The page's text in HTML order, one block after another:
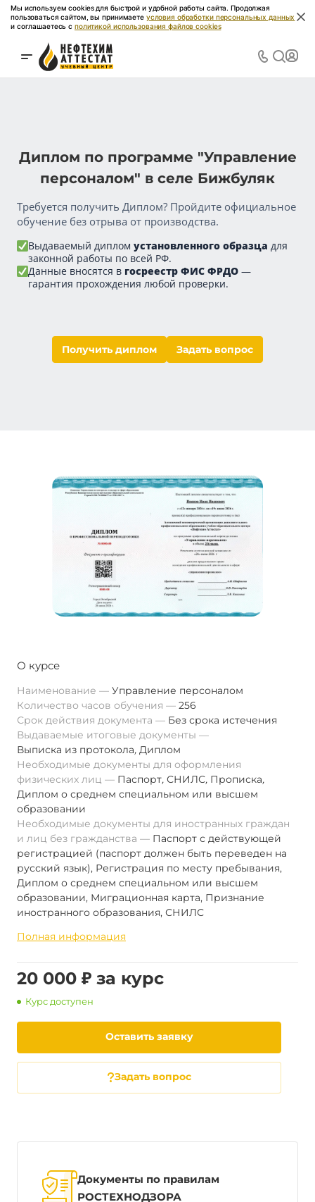
Мы используем cookies для быстрой и удобной работы сайта. Продолжая
пользоваться сайтом, вы принимаете условия обработки персональных данных
и соглашаетесь с политикой использования файлов cookies
Диплом по программе "Управление
персоналом" в селе Бижбуляк
Требуется получить Диплом? Пройдите официальное
обучение без отрыва от производства.
Выдаваемый диплом установленного образца для
законной работы по всей РФ.
Данные вносятся в госреестр ФИС ФРДО —
гарантия прохождения любой проверки.
Получить диплом Задать вопрос
О курсе
Наименование
Управление персоналом
Количество часов обучения
256
Срок действия документа
Без срока истечения
Выдаваемые итоговые документы
Выписка из протокола, Диплом
Необходимые документы для оформления
физических лиц
Паспорт, СНИЛС, Прописка,
Диплом о среднем специальном или высшем
образовании
Необходимые документы для иностранных граждан
и лиц без гражданства
Паспорт с действующей
регистрацией (паспорт должен быть переведен на
русский язык), Регистрация по месту пребывания,
Диплом о среднем специальном или высшем
образовании, Миграционная карта, Признание
иностранного образования, СНИЛС
Полная информация
20 000 ₽ за курс
Курс доступен
Оставить заявку
Задать вопрос
Документы по правилам
РОСТЕХНОДЗОРА